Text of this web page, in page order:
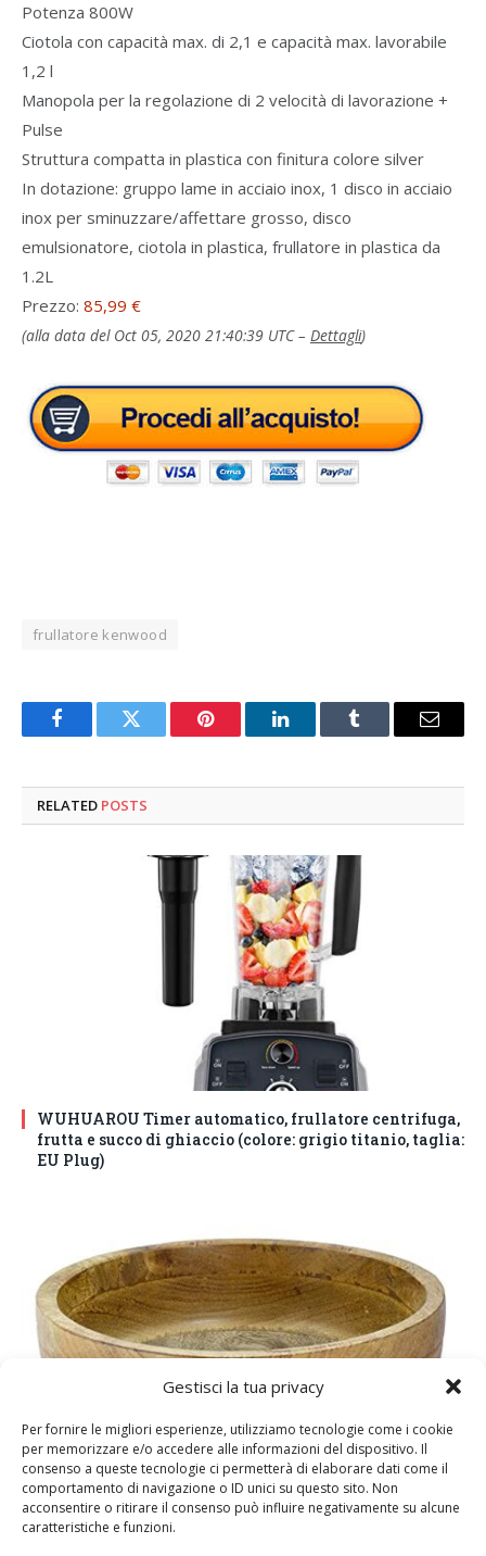
Gestisci la tua privacy
Per fornire le migliori esperienze, utilizziamo tecnologie come i cookie
per memorizzare e/o accedere alle informazioni del dispositivo. Il
consenso a queste tecnologie ci permetterà di elaborare dati come il
comportamento di navigazione o ID unici su questo sito. Non
acconsentire o ritirare il consenso può influire negativamente su alcune
caratteristiche e funzioni.
Potenza 800W
Ciotola con capacità max. di 2,1 e capacità max. lavorabile
1,2 l
Manopola per la regolazione di 2 velocità di lavorazione +
Pulse
Struttura compatta in plastica con finitura colore silver
In dotazione: gruppo lame in acciaio inox, 1 disco in acciaio
inox per sminuzzare/affettare grosso, disco
emulsionatore, ciotola in plastica, frullatore in plastica da
1.2L
Prezzo: 85,99 €
(alla data del Oct 05, 2020 21:40:39 UTC – Dettagli)
frullatore kenwood
FacebookTwitter Pinterest LinkedInTumblr Email
RELATED POSTS
WUHUAROU Timer automatico, frullatore centrifuga,
frutta e succo di ghiaccio (colore: grigio titanio, taglia:
EU Plug)
DM House Insalatiera grande in legno di mango, XXL,
24,5cm Ø x 9,5 cm di altezza, finitura a cera naturale
senza vernice artificiale. Fatto a mano, stile e design
unici.